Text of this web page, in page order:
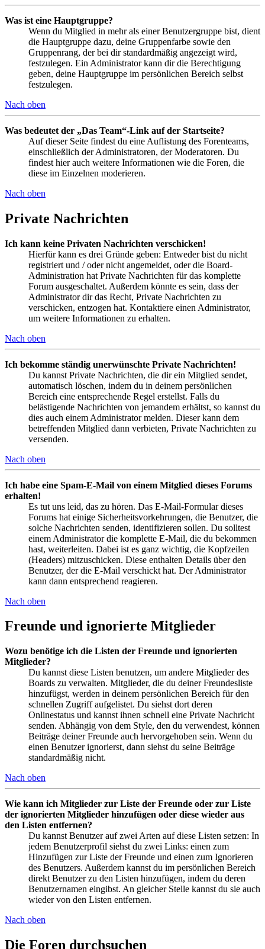
Was ist eine Hauptgruppe?
Wenn du Mitglied in mehr als einer Benutzergruppe bist, dient
die Hauptgruppe dazu, deine Gruppenfarbe sowie den
Gruppenrang, der bei dir standardmäßig angezeigt wird,
festzulegen. Ein Administrator kann dir die Berechtigung
geben, deine Hauptgruppe im persönlichen Bereich selbst
festzulegen.
Nach oben
Was bedeutet der „Das Team“-Link auf der Startseite?
Auf dieser Seite findest du eine Auflistung des Forenteams,
einschließlich der Administratoren, der Moderatoren. Du
findest hier auch weitere Informationen wie die Foren, die
diese im Einzelnen moderieren.
Nach oben
Private Nachrichten
Ich kann keine Privaten Nachrichten verschicken!
Hierfür kann es drei Gründe geben: Entweder bist du nicht
registriert und / oder nicht angemeldet, oder die Board-
Administration hat Private Nachrichten für das komplette
Forum ausgeschaltet. Außerdem könnte es sein, dass der
Administrator dir das Recht, Private Nachrichten zu
verschicken, entzogen hat. Kontaktiere einen Administrator,
um weitere Informationen zu erhalten.
Nach oben
Ich bekomme ständig unerwünschte Private Nachrichten!
Du kannst Private Nachrichten, die dir ein Mitglied sendet,
automatisch löschen, indem du in deinem persönlichen
Bereich eine entsprechende Regel erstellst. Falls du
belästigende Nachrichten von jemandem erhältst, so kannst du
dies auch einem Administrator melden. Dieser kann dem
betreffenden Mitglied dann verbieten, Private Nachrichten zu
versenden.
Nach oben
Ich habe eine Spam-E-Mail von einem Mitglied dieses Forums
erhalten!
Es tut uns leid, das zu hören. Das E-Mail-Formular dieses
Forums hat einige Sicherheitsvorkehrungen, die Benutzer, die
solche Nachrichten senden, identifizieren sollen. Du solltest
einem Administrator die komplette E-Mail, die du bekommen
hast, weiterleiten. Dabei ist es ganz wichtig, die Kopfzeilen
(Headers) mitzuschicken. Diese enthalten Details über den
Benutzer, der die E-Mail verschickt hat. Der Administrator
kann dann entsprechend reagieren.
Nach oben
Freunde und ignorierte Mitglieder
Wozu benötige ich die Listen der Freunde und ignorierten
Mitglieder?
Du kannst diese Listen benutzen, um andere Mitglieder des
Boards zu verwalten. Mitglieder, die du deiner Freundesliste
hinzufügst, werden in deinem persönlichen Bereich für den
schnellen Zugriff aufgelistet. Du siehst dort deren
Onlinestatus und kannst ihnen schnell eine Private Nachricht
senden. Abhängig von dem Style, den du verwendest, können
Beiträge deiner Freunde auch hervorgehoben sein. Wenn du
einen Benutzer ignorierst, dann siehst du seine Beiträge
standardmäßig nicht.
Nach oben
Wie kann ich Mitglieder zur Liste der Freunde oder zur Liste
der ignorierten Mitglieder hinzufügen oder diese wieder aus
den Listen entfernen?
Du kannst Benutzer auf zwei Arten auf diese Listen setzen: In
jedem Benutzerprofil siehst du zwei Links: einen zum
Hinzufügen zur Liste der Freunde und einen zum Ignorieren
des Benutzers. Außerdem kannst du im persönlichen Bereich
direkt Benutzer zu den Listen hinzufügen, indem du deren
Benutzernamen eingibst. An gleicher Stelle kannst du sie auch
wieder von den Listen entfernen.
Nach oben
Die Foren durchsuchen